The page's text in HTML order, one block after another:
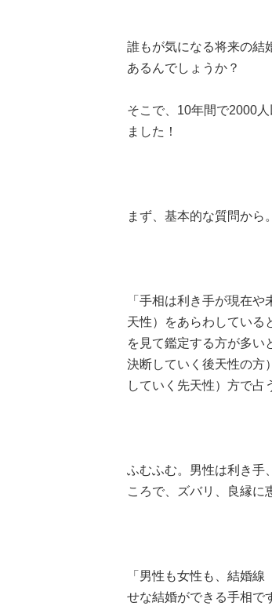
誰もが気になる将来の結
あるんでしょうか？
そこで、10年間で2000
ました！
まず、基本的な質問から
「手相は利き手が現在
天性）をあらわしている
を見て鑑定する方が多い
決断していく後天性の方
していく先天性）方で占
ふむふむ。男性は利き手
ころで、ズバリ、良縁に
「男性も女性も、結婚
せな結婚ができる手相で